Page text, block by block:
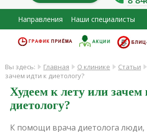
Направления Наши специалисты
Вы здесь: Главная О клинике Статьи
зачем идти к диетологу?
К помощи врача диетолога люди,
Худеем к лету или зачем
диетологу?